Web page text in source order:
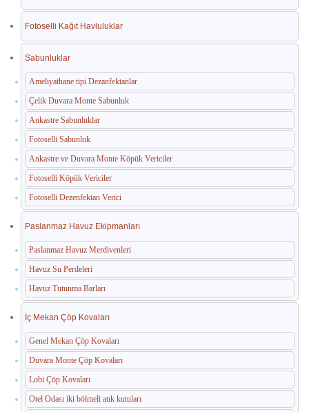
Fotoselli Kağıt Havluluklar
Sabunluklar
Ameliyathane tipi Dezanfektanlar
Çelik Duvara Monte Sabunluk
Ankastre Sabunluklar
Fotoselli Sabunluk
Ankastre ve Duvara Monte Köpük Vericiler
Fotoselli Köpük Vericiler
Fotoselli Dezenfektan Verici
Paslanmaz Havuz Ekipmanları
Paslanmaz Havuz Merdivenleri
Havuz Su Perdeleri
Havuz Tutunma Barları
İç Mekan Çöp Kovaları
Genel Mekan Çöp Kovaları
Duvara Monte Çöp Kovaları
Lobi Çöp Kovaları
Otel Odası iki bölmeli atık kutuları